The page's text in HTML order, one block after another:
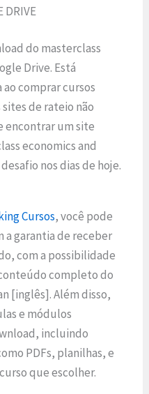
DRIVE
do masterclass
Drive. Está
comprar cursos
de rateio não
encontrar um site
economics and
nos dias de hoje.
Cursos, você pode
garantia de receber
com a possibilidade
completo do
[inglês]. Além disso,
e módulos
incluindo
PDFs, planilhas, e
que escolher.